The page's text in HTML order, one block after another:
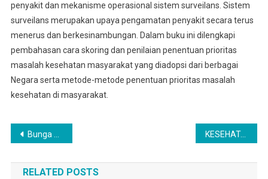
penyakit dan mekanisme operasional sistem surveilans. Sistem
surveilans merupakan upaya pengamatan penyakit secara terus
menerus dan berkesinambungan. Dalam buku ini dilengkapi
pembahasan cara skoring dan penilaian penentuan prioritas
masalah kesehatan masyarakat yang diadopsi dari berbagai
Negara serta metode-metode penentuan prioritas masalah
kesehatan di masyarakat.
Navigasi
pos
Bunga Rampai COVID-19 Tinjauan Covid-19 dari Aspek Kesehatan, Ekonomi dan Hukum KESEHATAN REPRODUKSI dan KELUARGA BERENCANA (KB)
RELATED POSTS